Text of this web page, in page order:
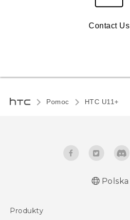
Contact Us
Pomoc HTC U11+‎
Polska
Produkty